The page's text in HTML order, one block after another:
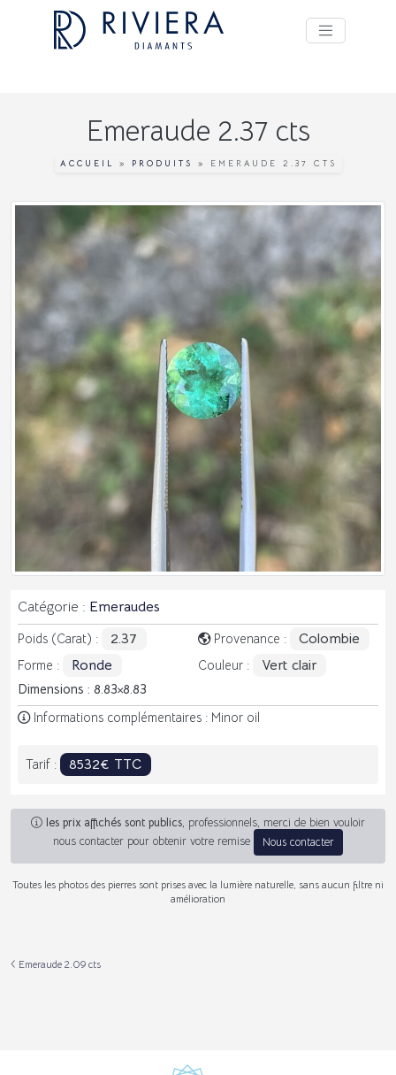
Emeraude 2.37 cts
ACCUEIL » PRODUITS » EMERAUDE 2.37 CTS
Catégorie : Emeraudes
Poids (Carat) : 2.37 Provenance : Colombie
Forme : Ronde Couleur : Vert clair
Dimensions : 8.83 8.83
Informations complémentaires : Minor oil
Tarif : 8532€ TTC
les prix affichés sont publics, professionnels, merci de bien vouloir
nous contacter pour obtenir votre remise
Nous contacter
Toutes les photos des pierres sont prises avec la lumière naturelle, sans aucun filtre ni
amélioration
Emeraude 2.09 cts